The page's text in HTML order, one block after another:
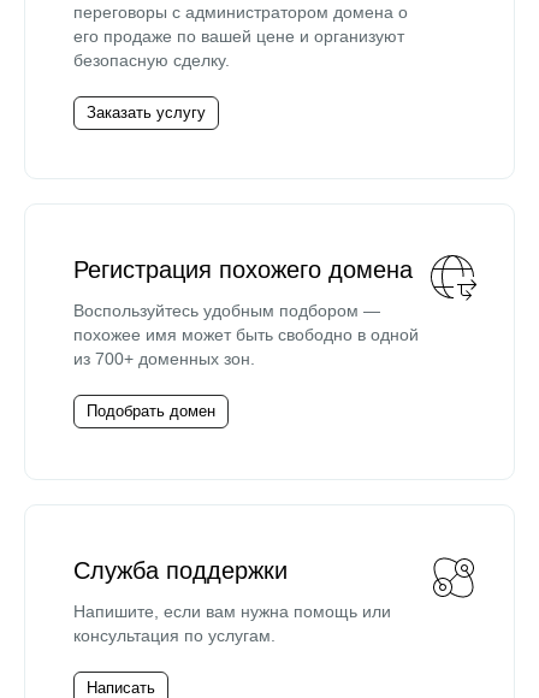
переговоры с администратором домена о
его продаже по вашей цене и организуют
безопасную сделку.
Заказать услугу
Регистрация похожего домена
Воспользуйтесь удобным подбором —
похожее имя может быть свободно в одной
из 700+ доменных зон.
Подобрать домен
Служба поддержки
Напишите, если вам нужна помощь или
консультация по услугам.
Написать